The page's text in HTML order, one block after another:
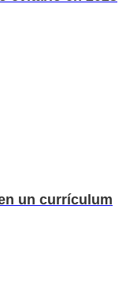
un currículum